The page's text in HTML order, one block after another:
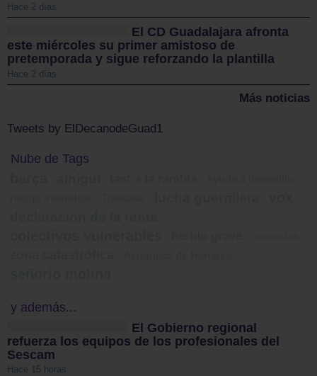
Hace 2 días
El CD Guadalajara afronta
este miércoles su primer amistoso de
pretemporada y sigue reforzando la plantilla
Hace 2 días
Más noticias
Tweets by ElDecanodeGuad1
Nube de Tags
y además...
El Gobierno regional
refuerza los equipos de los profesionales del
Sescam
Hace 15 horas